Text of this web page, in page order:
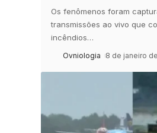
Os fenômenos foram
transmissões ao vivo que
incêndios…
Ovniologia 8 de janeiro